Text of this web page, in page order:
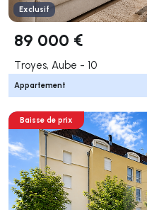
Exclusif
89 000 €
Troyes, Aube - 10
Appartement
Baisse de prix